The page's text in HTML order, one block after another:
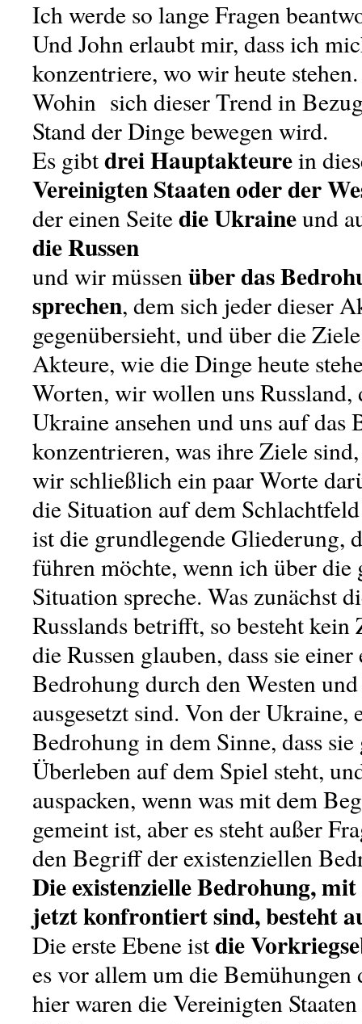
Ich werde so lange Fragen
Und John erlaubt mir, dass ich
konzentriere, wo wir heute stehen.
Wohin sich dieser Trend in
Stand der Dinge bewegen wird.
Es gibtdrei Hauptakteurein
Vereinigten Staaten oder der
der einen Seitedie Ukraineund
die Russen
und wir müssenüber das
sprechen, dem sich jeder dieser
gegenübersieht, und über die
Akteure, wie die Dinge heute
Worten, wir wollen uns Russland,
Ukraine ansehen und uns auf das
konzentrieren, was ihre Ziele
wir schließlich ein paar Worte
die Situation auf dem
ist die grundlegende Gliederung,
führen möchte, wenn ich über die
Situation spreche. Was zunächst
Russlands betrifft, so besteht kein
die Russen glauben, dass sie
Bedrohung durch den Westen
ausgesetzt sind. Von der Ukraine,
Bedrohung in dem Sinne, dass
Überleben auf dem Spiel steht,
auspacken, wenn was mit dem
gemeint ist, aber es steht außer
den Begriff der existenziellen
Die existenzielle Bedrohung, mit
jetzt konfrontiert sind, besteht
Die erste Ebene istdie
es vor allem um die Bemühungen
hier waren die Vereinigten